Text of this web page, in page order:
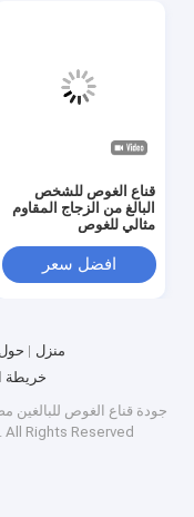
قناع الغوص للشخص
البالغ من الزجاج المقاوم
مثالي للغوص
افضل سعر
منزل حول
خريطة
جودة قناع الغوص للبالغين
Rights Reserved.